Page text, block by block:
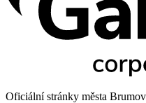
Oficiální stránky města